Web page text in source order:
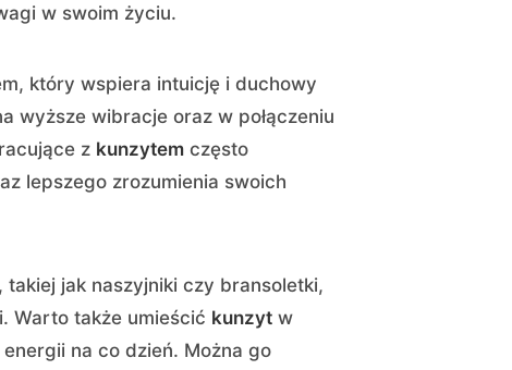
w swoim życiu.
który wspiera intuicję i duchowy
wyższe wibracje oraz w połączeniu
z kunzytem często
lepszego zrozumienia swoich
jak naszyjniki czy bransoletki,
Warto także umieścić kunzyt w
na co dzień. Można go